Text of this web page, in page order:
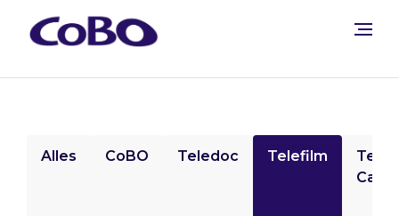
Alles CoBO Teledoc Telefilm